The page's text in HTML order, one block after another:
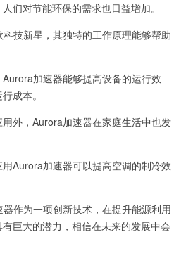
对节能环保的需求也日益增加。
技新星，其独特的工作原理能够帮助
加速器能够提高设备的运行效
成本。
外，Aurora加速器在家庭生活中也发
Aurora加速器可以提高空调的制冷效
作为一项创新技术，在提升能源利用
巨大的潜力，相信在未来的发展中会